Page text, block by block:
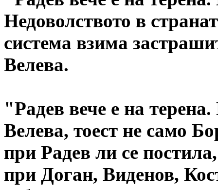
Недоволството в
система взима
Велева.
"Радев вече е на
Велева, тоест не само
при Радев ли се
при Доган, Виденов,